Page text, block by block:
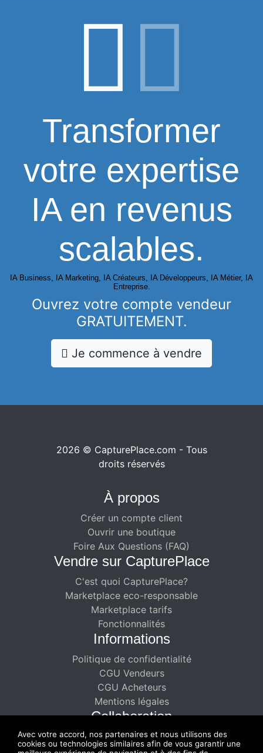
Transformer
votre expertise
IA en revenus
scalables.
IA Business, IA Marketing, IA Créateurs, IA Développeurs, IA Métier, IA
Entreprise.
Ouvrez votre compte vendeur
GRATUITEMENT.
Je commence à vendre
2026 © CapturePlace.com - Tous
droits réservés
À propos
Créer un compte client
Ouvrir une boutique
Foire Aux Questions (FAQ)
Vendre sur CapturePlace
C'est quoi CapturePlace?
Marketplace eco-responsable
Marketplace tarifs
Fonctionnalités
Informations
Politique de confidentialité
CGU Vendeurs
CGU Acheteurs
Mentions légales
Collaboration
Partenariat rémunéré
Profitez d'une collaboration doublement
Avec votre accord, nos partenaires et nous utilisons des
cookies ou technologies similaires afin de vous garantir une